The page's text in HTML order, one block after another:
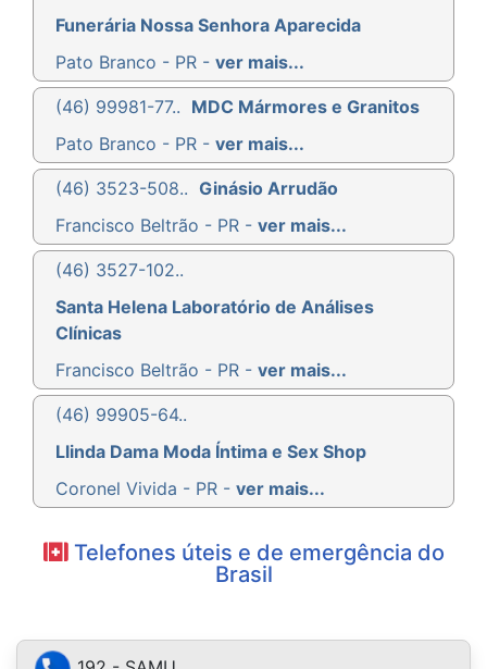
Funerária Nossa Senhora Aparecida
Pato Branco - PR - ver mais...
(46) 99981-77.. MDC Mármores e Granitos
Pato Branco - PR - ver mais...
(46) 3523-508.. Ginásio Arrudão
Francisco Beltrão - PR - ver mais...
(46) 3527-102..
Santa Helena Laboratório de Análises
Clínicas
Francisco Beltrão - PR - ver mais...
(46) 99905-64..
Llinda Dama Moda Íntima e Sex Shop
Coronel Vivida - PR - ver mais...
Telefones úteis e de emergência do
Brasil